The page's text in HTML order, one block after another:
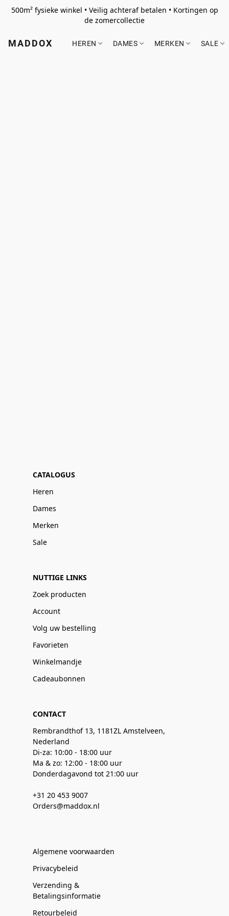
500m² fysieke winkel • Veilig achteraf betalen • Kortingen op
de zomercollectie
MADDOX HEREN DAMES MERKEN SALE
CATALOGUS
Heren
Dames
Merken
Sale
NUTTIGE LINKS
Zoek producten
Account
Volg uw bestelling
Favorieten
Winkelmandje
Cadeaubonnen
CONTACT
Rembrandthof 13, 1181ZL Amstelveen,
Nederland
Di-za: 10:00 - 18:00 uur
Ma & zo: 12:00 - 18:00 uur
Donderdagavond tot 21:00 uur
+31 20 453 9007
Orders@maddox.nl
Algemene voorwaarden
Privacybeleid
Verzending &
Betalingsinformatie
Retourbeleid